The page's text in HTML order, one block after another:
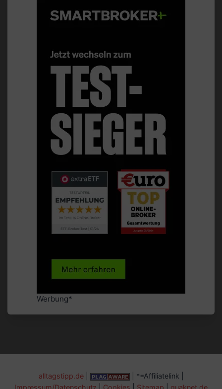
Werbung*
alltagstipp.de|
| *=Affiliatelink |